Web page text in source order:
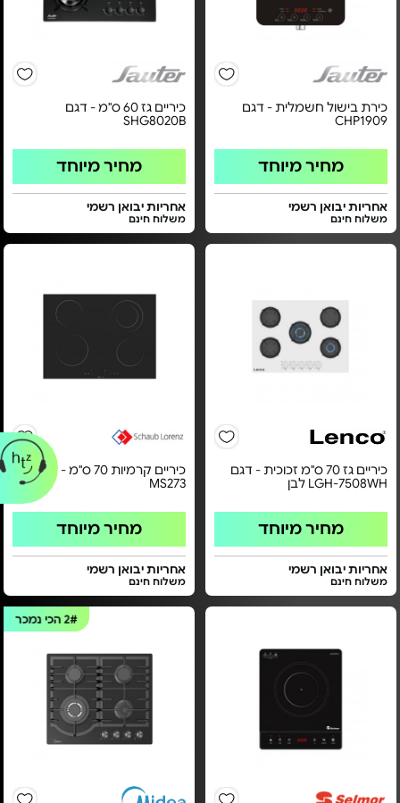
כירת בישול חשמלית - דגם
CHP1909
מחיר מיוחד
אחריות יבואן רשמי
משלוח חינם
כיריים גז 60 ס"מ - דגם
SHG8020B
מחיר מיוחד
אחריות יבואן רשמי
משלוח חינם
כיריים גז 70 ס"מ זכוכית - דגם
LGH-7508WH לבן
מחיר מיוחד
אחריות יבואן רשמי
משלוח חינם
כיריים קרמיות 70 ס"מ - דגם
MS273
מחיר מיוחד
אחריות יבואן רשמי
משלוח חינם
2#הכי נמכר